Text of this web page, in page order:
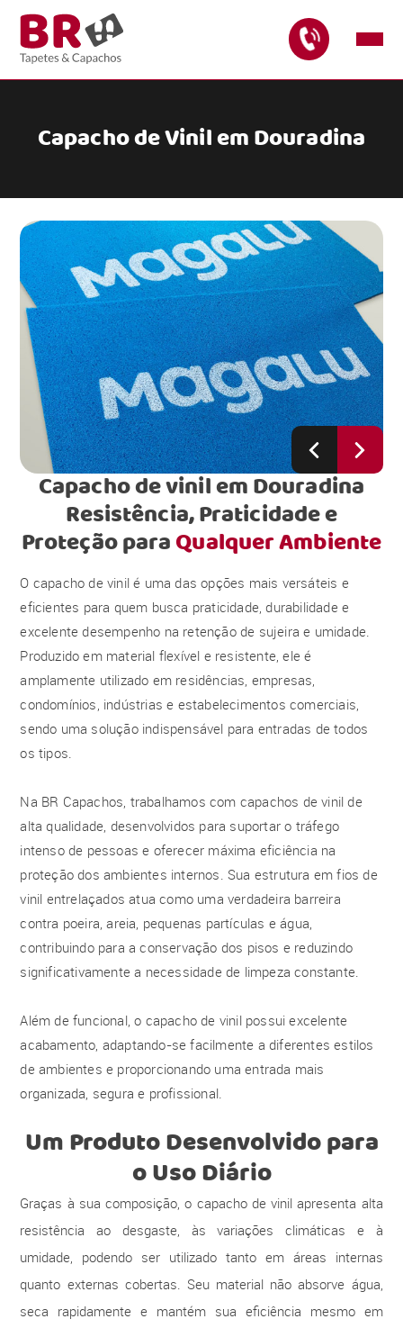
Capacho de Vinil em Douradina
Capacho de vinil em Douradina
Resistência, Praticidade e
Proteção paraQualquer Ambiente
O capacho de vinil é uma das opções mais versáteis e
eficientes para quem busca praticidade, durabilidade e
excelente desempenho na retenção de sujeira e umidade.
Produzido em material flexível e resistente, ele é
amplamente utilizado em residências, empresas,
condomínios, indústrias e estabelecimentos comerciais,
sendo uma solução indispensável para entradas de todos
os tipos.
Na BR Capachos, trabalhamos com capachos de vinil de
alta qualidade, desenvolvidos para suportar o tráfego
intenso de pessoas e oferecer máxima eficiência na
proteção dos ambientes internos. Sua estrutura em fios de
vinil entrelaçados atua como uma verdadeira barreira
contra poeira, areia, pequenas partículas e água,
contribuindo para a conservação dos pisos e reduzindo
significativamente a necessidade de limpeza constante.
Além de funcional, o capacho de vinil possui excelente
acabamento, adaptando-se facilmente a diferentes estilos
de ambientes e proporcionando uma entrada mais
organizada, segura e profissional.
Um Produto Desenvolvido para
o Uso Diário
Graças à sua composição, o capacho de vinil apresenta alta
resistência ao desgaste, às variações climáticas e à
umidade, podendo ser utilizado tanto em áreas internas
quanto externas cobertas. Seu material não absorve água,
seca rapidamente e mantém sua eficiência mesmo em